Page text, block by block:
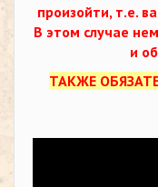
произойти, т.е.
В этом случае
и
ТАКЖЕ